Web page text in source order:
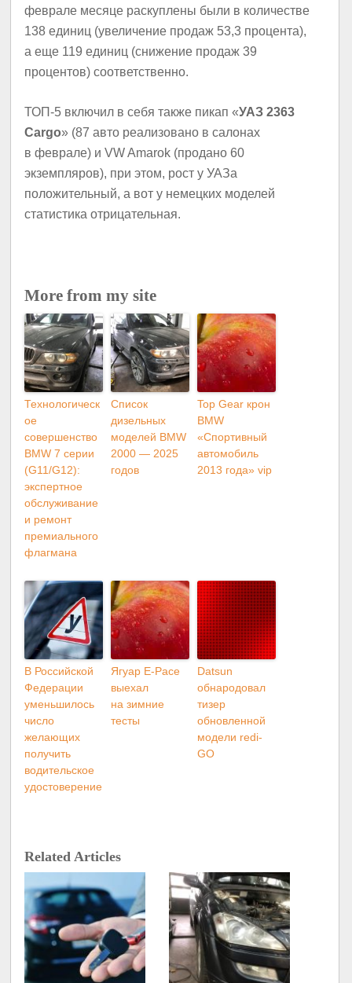
феврале месяце раскуплены были в количестве
138 единиц (увеличение продаж 53,3 процента),
а еще 119 единиц (снижение продаж 39
процентов) соответственно.
ТОП-5 включил в себя также пикап «УАЗ 2363
Cargo» (87 авто реализовано в салонах
в феврале) и VW Amarok (продано 60
экземпляров), при этом, рост у УАЗа
положительный, а вот у немецких моделей
статистика отрицательная.
More from my site
Технологическ
ое
совершенство
BMW 7 серии
(G11/G12):
экспертное
обслуживание
и ремонт
премиального
флагмана
Список
дизельных
моделей BMW
2000 — 2025
годов
Top Gear крон
BMW
«Спортивный
автомобиль
2013 года» vip
В Российской
Федерации
уменьшилось
число
желающих
получить
водительское
удостоверение
Ягуар E-Pace
выехал
на зимние
тесты
Datsun
обнародовал
тизер
обновленной
модели redi-
GO
Related Articles